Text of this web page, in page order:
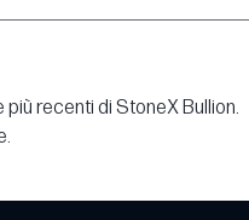
recenti di StoneX Bullion.